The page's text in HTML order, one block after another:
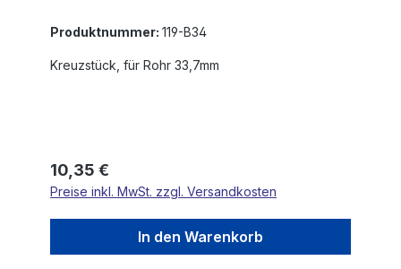
Produktnummer: 119-B34
Kreuzstück, für Rohr 33,7mm
Regulärer Preis:
10,35 €
Preise inkl. MwSt. zzgl. Versandkosten
In den Warenkorb